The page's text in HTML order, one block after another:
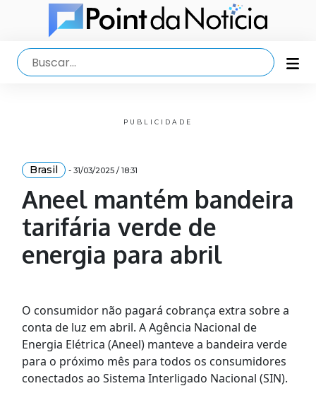
PUBLICIDADE
Brasil - 31/03/2025 / 18:31
Aneel mantém bandeira
tarifária verde de
energia para abril
O consumidor não pagará cobrança extra sobre a
conta de luz em abril. A Agência Nacional de
Energia Elétrica (Aneel) manteve a bandeira verde
para o próximo mês para todos os consumidores
conectados ao Sistema Interligado Nacional (SIN).